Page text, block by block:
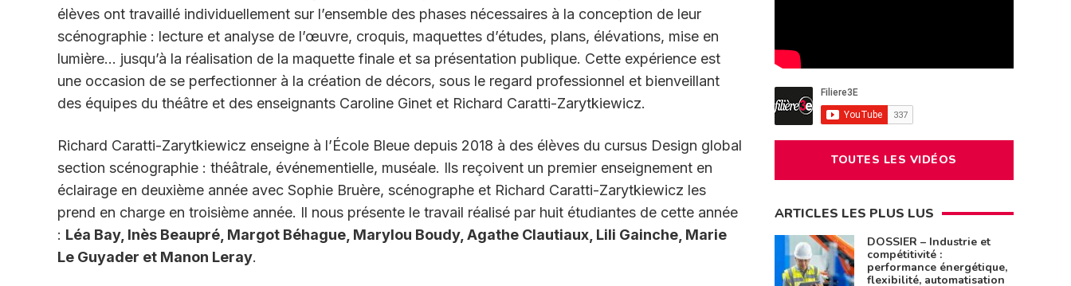
élèves ont travaillé individuellement sur l’ensemble des phases nécessaires à la conception de leur
scénographie : lecture et analyse de l’œuvre, croquis, maquettes d’études, plans, élévations, mise en
lumière… jusqu’à la réalisation de la maquette finale et sa présentation publique. Cette expérience est
une occasion de se perfectionner à la création de décors, sous le regard professionnel et bienveillant
des équipes du théâtre et des enseignants Caroline Ginet et Richard Caratti-Zarytkiewicz.
Richard Caratti-Zarytkiewicz enseigne à l’École Bleue depuis 2018 à des élèves du cursus Design global
section scénographie : théâtrale, événementielle, muséale. Ils reçoivent un premier enseignement en
éclairage en deuxième année avec Sophie Bruère, scénographe et Richard Caratti-Zarytkiewicz les
prend en charge en troisième année. Il nous présente le travail réalisé par huit étudiantes de cette année
: Léa Bay, Inès Beaupré, Margot Béhague, Marylou Boudy, Agathe Clautiaux, Lili Gainche, Marie
Le Guyader et Manon Leray.
TOUTES LES VIDÉOS
ARTICLES LES PLUS LUS
DOSSIER – Industrie et
compétitivité :
performance énergétique,
flexibilité, automatisation